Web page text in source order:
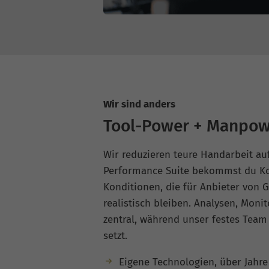
Wir sind anders
Tool-Power +
Wir reduzieren teure Handarbeit
Performance Suite bekommst du
Konditionen, die für Anbieter von
realistisch bleiben. Analysen,
zentral, während unser festes
setzt.
Eigene Technologien, über